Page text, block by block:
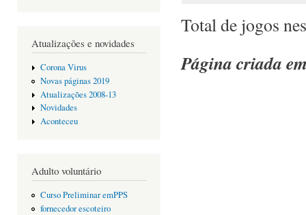
Atualizações e novidades
Corona Virus
Novas páginas 2019
Atualizações 2008-13
Novidades
Aconteceu
Adulto voluntário
Curso Preliminar emPPS
fornecedor escoteiro
Total de jogos
Página criada